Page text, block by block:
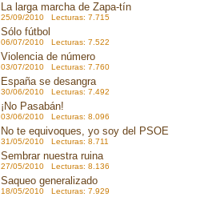
La larga marcha de Zapa-tín
25/09/2010 Lecturas: 7.715
Sólo fútbol
06/07/2010 Lecturas: 7.522
Violencia de número
03/07/2010 Lecturas: 7.760
España se desangra
30/06/2010 Lecturas: 7.492
¡No Pasabán!
03/06/2010 Lecturas: 8.096
No te equivoques, yo soy del PSOE
31/05/2010 Lecturas: 8.711
Sembrar nuestra ruina
27/05/2010 Lecturas: 8.136
Saqueo generalizado
18/05/2010 Lecturas: 7.929